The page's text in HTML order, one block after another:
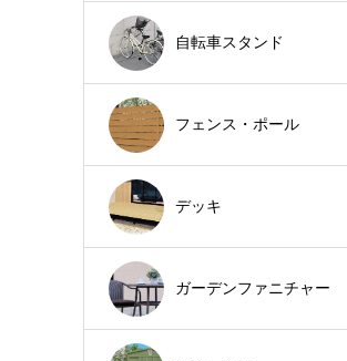
自転車スタンド
フェンス・ポール
デッキ
ガーデンファニチャー